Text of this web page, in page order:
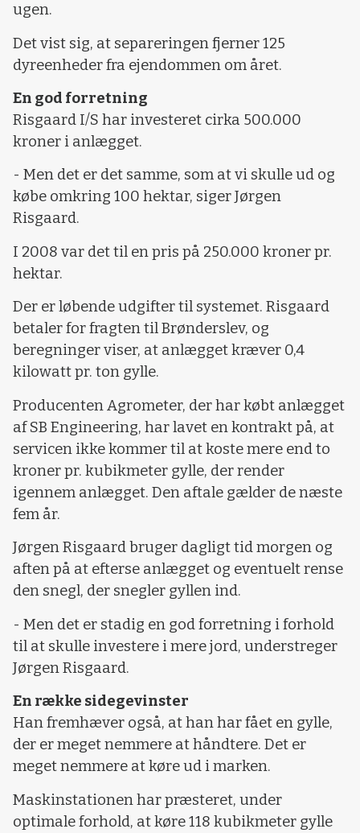
ugen.
Det vist sig, at separeringen fjerner 125
dyreenheder fra ejendommen om året.
En god forretning
Risgaard I/S har investeret cirka 500.000
kroner i anlægget.
- Men det er det samme, som at vi skulle ud og
købe omkring 100 hektar, siger Jørgen
Risgaard.
I 2008 var det til en pris på 250.000 kroner pr.
hektar.
Der er løbende udgifter til systemet. Risgaard
betaler for fragten til Brønderslev, og
beregninger viser, at anlægget kræver 0,4
kilowatt pr. ton gylle.
Producenten Agrometer, der har købt anlægget
af SB Engineering, har lavet en kontrakt på, at
servicen ikke kommer til at koste mere end to
kroner pr. kubikmeter gylle, der render
igennem anlægget. Den aftale gælder de næste
fem år.
Jørgen Risgaard bruger dagligt tid morgen og
aften på at efterse anlægget og eventuelt rense
den snegl, der snegler gyllen ind.
- Men det er stadig en god forretning i forhold
til at skulle investere i mere jord, understreger
Jørgen Risgaard.
En række sidegevinster
Han fremhæver også, at han har fået en gylle,
der er meget nemmere at håndtere. Det er
meget nemmere at køre ud i marken.
Maskinstationen har præsteret, under
optimale forhold, at køre 118 kubikmeter gylle